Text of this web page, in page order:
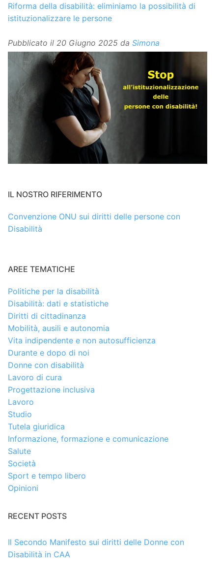
Riforma della disabilità: eliminiamo la possibilità di
istituzionalizzare le persone
Pubblicato il 20 Giugno 2025 da Simona
IL NOSTRO RIFERIMENTO
Convenzione ONU sui diritti delle persone con
Disabilità
AREE TEMATICHE
Politiche per la disabilità
Disabilità: dati e statistiche
Diritti di cittadinanza
Mobilità, ausili e autonomia
Vita indipendente e non autosufficienza
Durante e dopo di noi
Donne con disabilità
Lavoro di cura
Progettazione inclusiva
Lavoro
Studio
Tutela giuridica
Informazione, formazione e comunicazione
Salute
Società
Sport e tempo libero
Opinioni
RECENT POSTS
Il Secondo Manifesto sui diritti delle Donne con
Disabilità in CAA